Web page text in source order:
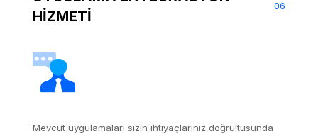
HİZMETİ
06
Mevcut uygulamaları sizin ihtiyaçlarınız doğrultusunda